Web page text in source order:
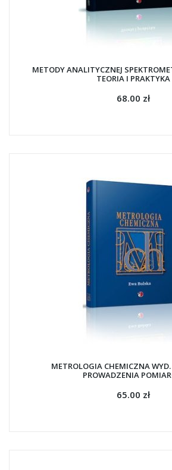
METODY ANALITYCZNEJ
TEORIA I PRAKTYKA
68.00 zł
METROLOGIA CHEMICZNA
PROWADZENIA
65.00 zł